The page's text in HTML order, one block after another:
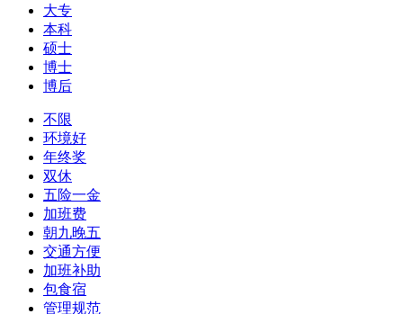
大专
本科
硕士
博士
博后
不限
环境好
年终奖
双休
五险一金
加班费
朝九晚五
交通方便
加班补助
包食宿
管理规范